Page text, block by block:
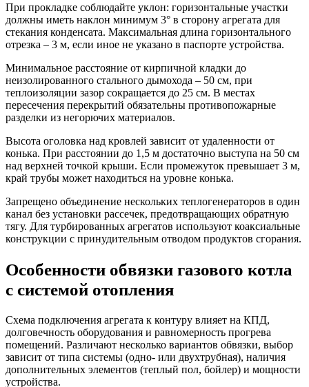
При прокладке соблюдайте уклон: горизонтальные участки
должны иметь наклон минимум 3° в сторону агрегата для
стекания конденсата. Максимальная длина горизонтального
отрезка – 3 м, если иное не указано в паспорте устройства.
Минимальное расстояние от кирпичной кладки до
неизолированного стального дымохода – 50 см, при
теплоизоляции зазор сокращается до 25 см. В местах
пересечения перекрытий обязательны противопожарные
разделки из негорючих материалов.
Высота оголовка над кровлей зависит от удаленности от
конька. При расстоянии до 1,5 м достаточно выступа на 50 см
над верхней точкой крыши. Если промежуток превышает 3 м,
край трубы может находиться на уровне конька.
Запрещено объединение нескольких теплогенераторов в один
канал без установки рассечек, предотвращающих обратную
тягу. Для турбированных агрегатов используют коаксиальные
конструкции с принудительным отводом продуктов сгорания.
Особенности обвязки газового котла
с системой отопления
Схема подключения агрегата к контуру влияет на КПД,
долговечность оборудования и равномерность прогрева
помещений. Различают несколько вариантов обвязки, выбор
зависит от типа системы (одно- или двухтрубная), наличия
дополнительных элементов (теплый пол, бойлер) и мощности
устройства.